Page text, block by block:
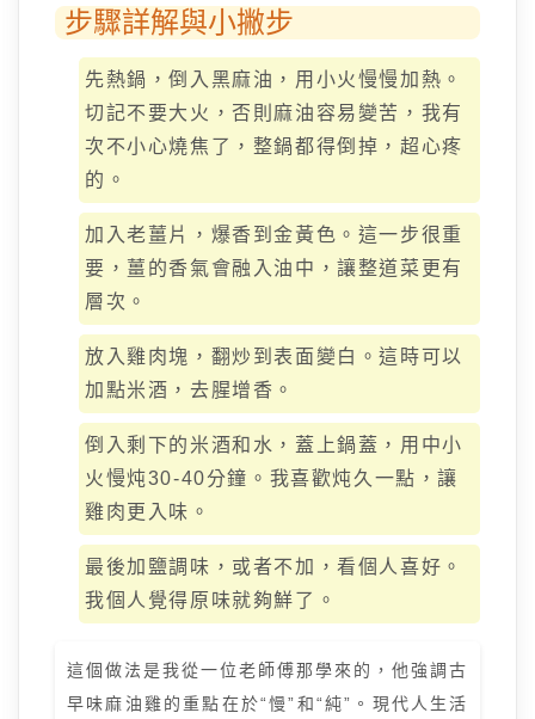
步驟詳解與小撇步
先熱鍋，倒入黑麻油，用小火慢慢加熱。
切記不要大火，否則麻油容易變苦，我有
次不小心燒焦了，整鍋都得倒掉，超心疼
的。
加入老薑片，爆香到金黃色。這一步很重
要，薑的香氣會融入油中，讓整道菜更有
層次。
放入雞肉塊，翻炒到表面變白。這時可以
加點米酒，去腥增香。
倒入剩下的米酒和水，蓋上鍋蓋，用中小
火慢炖30-40分鐘。我喜歡炖久一點，讓
雞肉更入味。
最後加鹽調味，或者不加，看個人喜好。
我個人覺得原味就夠鮮了。
這個做法是我從一位老師傅那學來的，他強調古
早味麻油雞的重點在於“慢”和“純”。現代人生活